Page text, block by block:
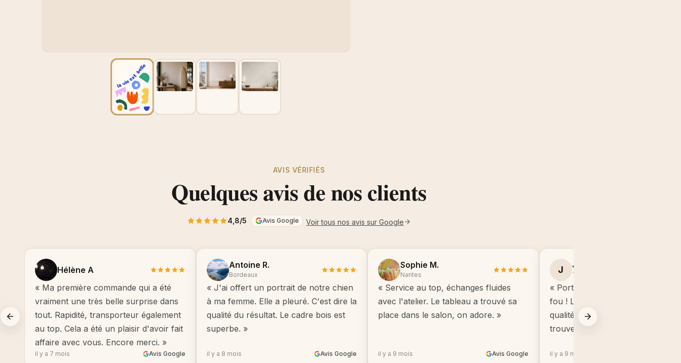
AVIS VÉRIFIÉS
Quelques avis de nos clients
4,8/5 Avis Google Voir tous nos avis sur Google
Hélène A
« Ma première commande qui a été
vraiment une très belle surprise dans
tout. Rapidité, transporteur également
au top. Cela a été un plaisir d'avoir fait
affaire avec vous. Encore merci. »
il y a 7 mois Avis Google
Antoine R.
Bordeaux
« J'ai offert un portrait de notre chien
à ma femme. Elle a pleuré. C'est dire la
qualité du résultat. Le cadre bois est
superbe. »
il y a 8 mois Avis Google
Sophie M.
Nantes
« Service au top, échanges fluides
avec l'atelier. Le tableau a trouvé sa
place dans le salon, on adore. »
il y a 9 mois Avis Google
J Julie B.
Toulouse
« Portrait manga de mon fils, il
fou ! Le cadre est de très bonne
qualité, beaucoup mieux que ce
trouve en grande surface. »
il y a 9 mois